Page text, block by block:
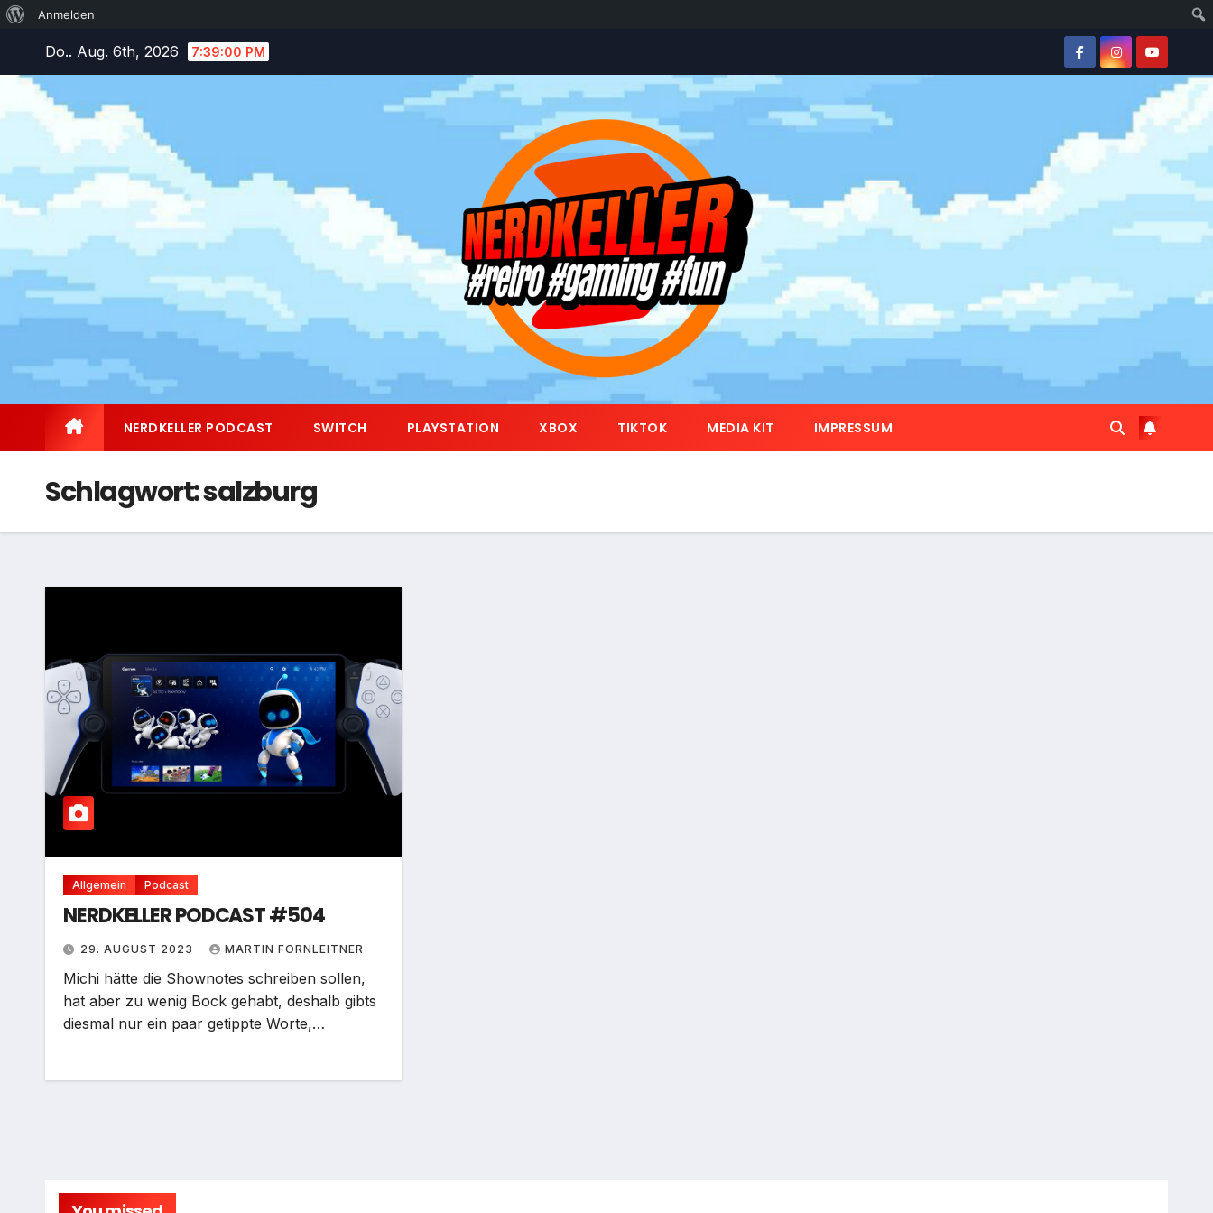
Über
Anmelden
springen
Do.. Aug. 6th, 2026 7:39:01 PM
NERDKELLER PODCAST SWITCH PLAYSTATION XBOX TIKTOK MEDIA KIT IMPRESSUM
Schlagwort:salzburg
Allgemein Podcast
NERDKELLER PODCAST #504
29. AUGUST 2023 MARTIN FORNLEITNER
Michi hätte die Shownotes schreiben sollen,
hat aber zu wenig Bock gehabt, deshalb gibts
diesmal nur ein paar getippte Worte,…